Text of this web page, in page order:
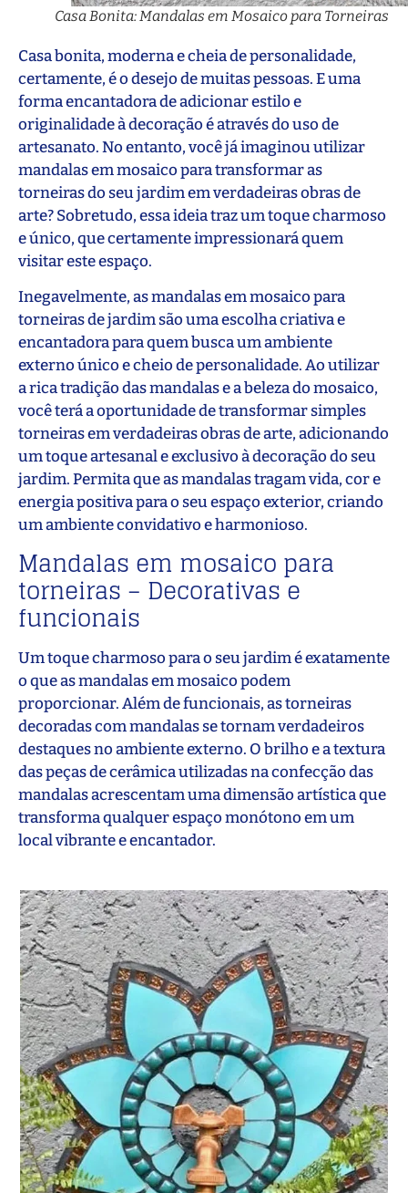
Casa Bonita: Mandalas em Mosaico para Torneiras
Casa bonita, moderna e cheia de personalidade,
certamente, é o desejo de muitas pessoas. E uma
forma encantadora de adicionar estilo e
originalidade à decoração é através do uso de
artesanato. No entanto, você já imaginou utilizar
mandalas em mosaico para transformar as
torneiras do seu jardim em verdadeiras obras de
arte? Sobretudo, essa ideia traz um toque charmoso
e único, que certamente impressionará quem
visitar este espaço.
Inegavelmente, as mandalas em mosaico para
torneiras de jardim são uma escolha criativa e
encantadora para quem busca um ambiente
externo único e cheio de personalidade. Ao utilizar
a rica tradição das mandalas e a beleza do mosaico,
você terá a oportunidade de transformar simples
torneiras em verdadeiras obras de arte, adicionando
um toque artesanal e exclusivo à decoração do seu
jardim. Permita que as mandalas tragam vida, cor e
energia positiva para o seu espaço exterior, criando
um ambiente convidativo e harmonioso.
Mandalas em mosaico para
torneiras – Decorativas e
funcionais
Um toque charmoso para o seu jardim é exatamente
o que as mandalas em mosaico podem
proporcionar. Além de funcionais, as torneiras
decoradas com mandalas se tornam verdadeiros
destaques no ambiente externo. O brilho e a textura
das peças de cerâmica utilizadas na confecção das
mandalas acrescentam uma dimensão artística que
transforma qualquer espaço monótono em um
local vibrante e encantador.